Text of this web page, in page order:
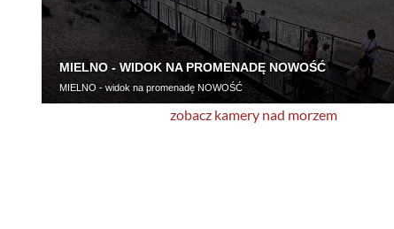
zobacz kamery nad morzem